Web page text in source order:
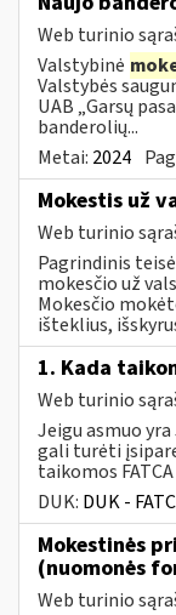
Web turinio
Valstybinė
Valstybės
UAB „Garsų
banderolių...
Metai: 2024
Mokestis už
Web turinio
Pagrindinis
mokesčio už
Mokesčio
išteklius,
1. Kada
Web turinio
Jeigu asmuo
gali turėti
taikomos
DUK: DUK -
Mokestinės
(nuomonės
Web turinio